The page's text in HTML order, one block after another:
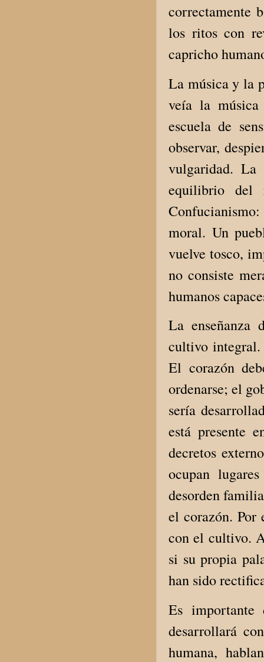
correctamente
los ritos con
capricho
La música y la
veía la
escuela de
observar,
vulgaridad.
equilibrio del
moral. Un
vuelve tosco,
no consiste
humanos
La enseñanza
cultivo
El corazón
ordenarse; el
sería
está presente
decretos
ocupan
desorden
el corazón.
con el cultivo.
si su propia
han sido
Es importante
desarrollará
humana,